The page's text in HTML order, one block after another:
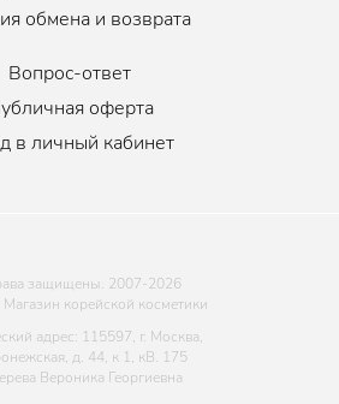
обмена и возврата
Вопрос-ответ
оферта
в личный кабинет
защищены. 2007-2026
корейской косметики
адрес: 115597, г. Москва,
д. 44, к 1, кВ. 175
Вероника Георгиевна